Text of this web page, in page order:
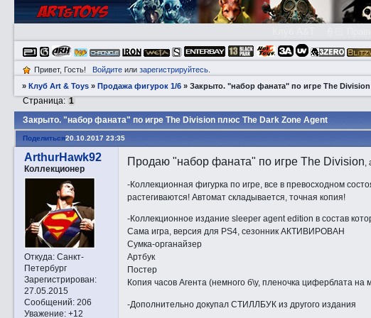
Привет, Гость! Войдитеили зарегистрируйтесь.
»Клуб Art & Toys »Продажа фигурок 1/6 »Закрытo. "набор фаната" по игре The
Закрытo. "набор фаната" по игре The Division плюс The Dark Zone Agent
Страница: 1
Поделиться20.10.2017 23:35
ArthurHawk92
Коллекционер
Откуда:Санкт-
Петербург
Зарегистрирован:
27.05.2015
Сообщений:206
Уважение: +12
Продаю "набор фаната" по игре The Division,
-Коллекционная фигурка по игре, все в превосходном
растегиваются! Автомат складывается, точная копия!
-Коллекционное издание sleeper agent edition в состав
Сама игра, версия для PS4, сезонник АКТИВИРОВАН
Сумка-органайзер
Артбук
Постер
Копия часов Агента (немного б\у, пленочка циферблата
-Дополнительно докупал СТИЛЛБУК из другого издания